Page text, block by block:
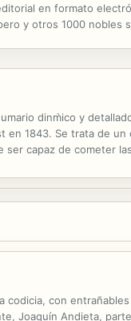
en formato
y otros 1000
dinm̀ico y
en 1843. Se trata de
capaz de cometer
con
Joaquín Andieta,